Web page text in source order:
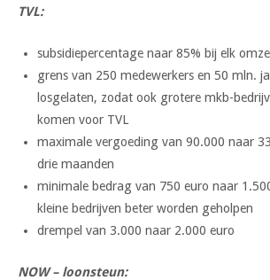
TVL:
subsidiepercentage naar 85% bij elk
grens van 250 medewerkers en 50 mln.
losgelaten, zodat ook grotere mkb-
komen voor TVL
maximale vergoeding van 90.000 naar
drie maanden
minimale bedrag van 750 euro naar
kleine bedrijven beter worden geholpen
drempel van 3.000 naar 2.000 euro
NOW – loonsteun: